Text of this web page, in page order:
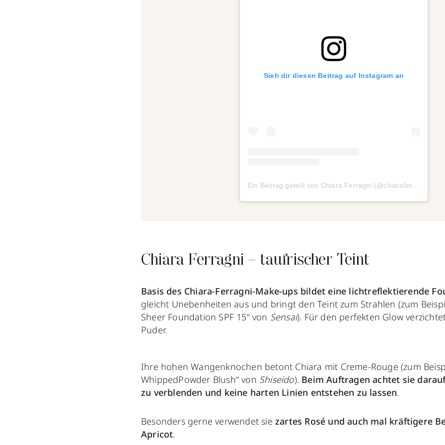
Sieh dir diesen Beitrag auf Instagram an
Ein Beitrag geteilt von Chiara Ferragni (@chiaraferragni)
Chiara Ferragni – taufrischer Teint
Basis des Chiara-Ferragni-Make-ups bildet eine lichtreflektierende
gleicht Unebenheiten aus und bringt den Teint zum Strahlen (zum
Sheer Foundation SPF 15“ von Sensai). Für den perfekten Glow
Puder.
Ihre hohen Wangenknochen betont Chiara mit Creme-Rouge (zum
WhippedPowder Blush“ von Shiseido). Beim Auftragen achtet sie
zu verblenden und keine harten Linien entstehen zu lassen.
Besonders gerne verwendet sie zartes Rosé und auch mal kräftigere
Apricot.